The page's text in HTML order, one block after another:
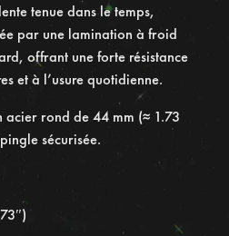
tenue dans le temps,
par une lamination à froid
offrant une forte résistance
et à l’usure quotidienne.
acier rond de 44 mm (≈ 1.73
sécurisée.